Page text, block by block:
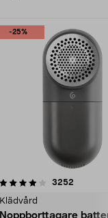
-25%
3252
Klädvård
Noppborttagare
4.5av 5 stjärnor